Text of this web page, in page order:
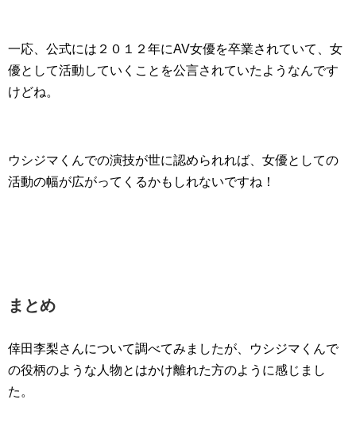
一応、公式には２０１２年にAV女優を卒業されていて、女
優として活動していくことを公言されていたようなんです
けどね。
ウシジマくんでの演技が世に認められれば、女優としての
活動の幅が広がってくるかもしれないですね！
まとめ
倖田李梨さんについて調べてみましたが、ウシジマくんで
の役柄のような人物とはかけ離れた方のように感じまし
た。